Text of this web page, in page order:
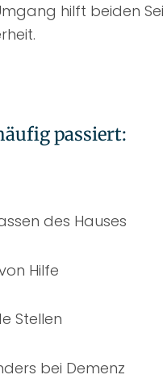
hilft beiden
passiert:
des Hauses
Hilfe
Stellen
bei Demenz